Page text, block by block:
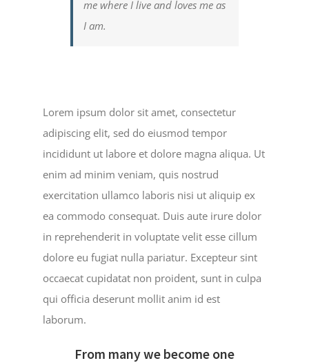
me where I live and loves me as
I am.
Lorem ipsum dolor sit amet, consectetur
adipiscing elit, sed do eiusmod tempor
incididunt ut labore et dolore magna aliqua. Ut
enim ad minim veniam, quis nostrud
exercitation ullamco laboris nisi ut aliquip ex
ea commodo consequat. Duis aute irure dolor
in reprehenderit in voluptate velit esse cillum
dolore eu fugiat nulla pariatur. Excepteur sint
occaecat cupidatat non proident, sunt in culpa
qui officia deserunt mollit anim id est
laborum.
From many we become one